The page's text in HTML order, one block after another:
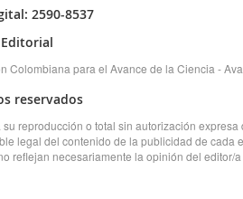
2590-8537
Colombiana para el Avance de la Ciencia -
reservados
su reproducción o total sin autorización
legal del contenido de la publicidad de cada
reflejan necesariamente la opinión del editor/